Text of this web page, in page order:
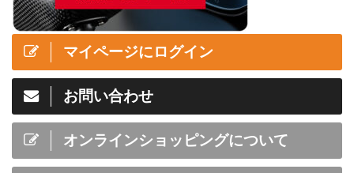
マイページにログイン
お問い合わせ
オンラインショッピングについて